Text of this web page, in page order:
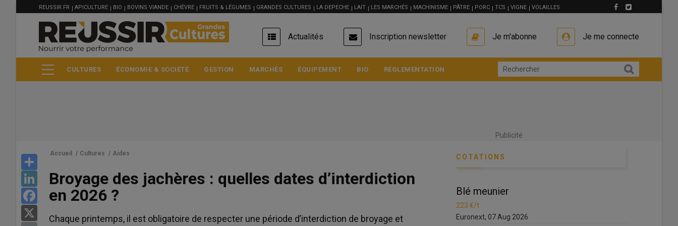
MENU
FILIÈRE
REUSSIR.FR APICULTURE BIO BOVINS VIANDE CHÈVRE FRUITS & LÉGUMES GRANDES CULTURES LA DEPECHE LAIT LES MARCHÉS MACHINISME PÂTRE PORC TCS VIGNE VOLAILLES
USER
ACCOUNT
MENU
Actualités Inscription newsletter Je m'abonne Je me connecte
CULTURES ÉCONOMIE & SOCIÉTÉ GESTION MARCHÉS ÉQUIPEMENT BIO RÉGLEMENTATION
Publicité
LinkedIn
Facebook
Accueil / Cultures / Aides
Broyage des jachères : quelles dates d’interdiction
en 2026 ?
Chaque printemps, il est obligatoire de respecter une période d’interdiction de broyage et
COTATIONS
Blé meunier
Euronext, 07 Aug 2026
Euronext, 07 Aug 2026
Blé meunier
223 €/t
Euronext, 07 Aug 2026